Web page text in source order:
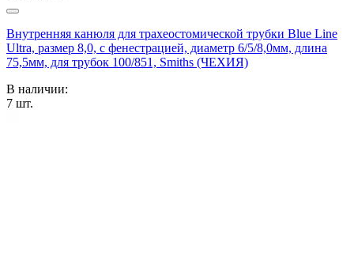
Внутренняя канюля для трахеостомической трубки Blue Line
Ultra, размер 8,0, c фенестрацией, диаметр 6/5/8,0мм, длина
75,5мм, для трубок 100/851, Smiths (ЧЕХИЯ)
В наличии:
7 шт.